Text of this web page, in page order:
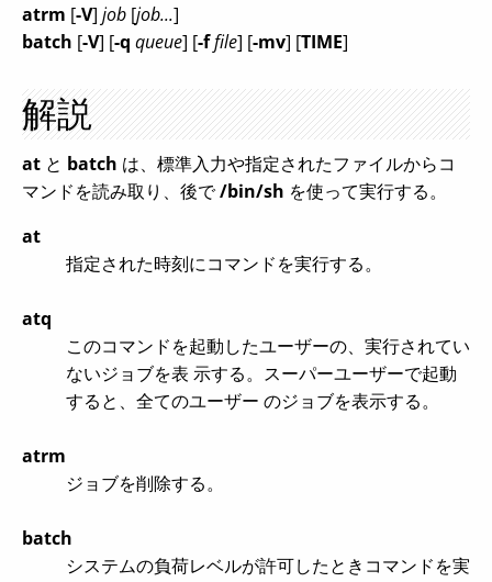
atrm [-V] job [job...]
batch [-V] [-q queue] [-ffile] [-mv] [TIME]
解説
at と batch は、標準入力や指定されたファイルからコ
マンドを読み取り、後で/bin/sh を使って実行する。
at
指定された時刻にコマンドを実行する。
atq
このコマンドを起動したユーザーの、実行されてい
ないジョブを表 示する。スーパーユーザーで起動
すると、全てのユーザー のジョブを表示する。
atrm
ジョブを削除する。
batch
システムの負荷レベルが許可したときコマンドを実